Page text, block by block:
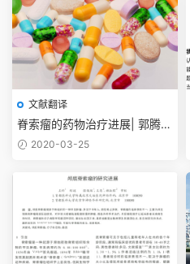
文献翻译
脊索瘤的药物治疗进展| 郭腾显
李欢 吴震2017
2020-03-25